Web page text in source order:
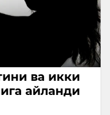
ва икки
айланди